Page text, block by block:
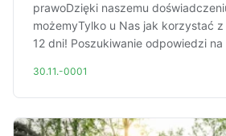
prawoDzięki naszemu
możemyTylko u Nas jak korzystać
12 dni! Poszukiwanie odpowiedzi
30.11.-0001